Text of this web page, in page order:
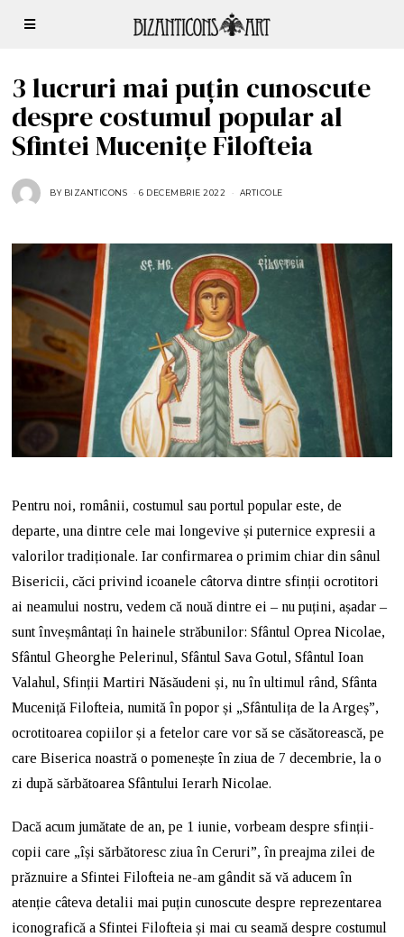
3 lucruri mai puțin cunoscute
despre costumul popular al
Sfintei Mucenițe Filofteia
BY BIZANTICONS 6 DECEMBRIE 2022
M
B
R
I
E
2
0
2
2
ARTICOLE
Pentru noi, românii, costumul sau portul popular este, de
departe, una dintre cele mai longevive și puternice expresii a
valorilor tradiționale. Iar confirmarea o primim chiar din sânul
Bisericii, căci privind icoanele câtorva dintre sfinții ocrotitori
ai neamului nostru, vedem că nouă dintre ei – nu puțini, așadar –
sunt înveșmântați în hainele străbunilor: Sfântul Oprea Nicolae,
Sfântul Gheorghe Pelerinul, Sfântul Sava Gotul, Sfântul Ioan
Valahul, Sfinții Martiri Năsăudeni și, nu în ultimul rând, Sfânta
Muceniță Filofteia, numită în popor și „Sfântulița de la Argeș”,
ocrotitoarea copiilor și a fetelor care vor să se căsătorească, pe
care Biserica noastră o pomenește în ziua de 7 decembrie, la o
zi după sărbătoarea Sfântului Ierarh Nicolae.
Dacă acum jumătate de an, pe 1 iunie, vorbeam despre sfinții-
copii care „își sărbătoresc ziua în Ceruri”, în preajma zilei de
prăznuire a Sfintei Filofteia ne-am gândit să vă aducem în
atenție câteva detalii mai puțin cunoscute despre reprezentarea
iconografică a Sfintei Filofteia și mai cu seamă despre costumul